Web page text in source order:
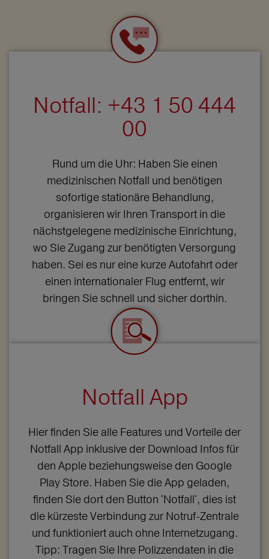
Notfall: +43 1 50 444
00
Rund um die Uhr: Haben Sie einen
medizinischen Notfall und benötigen
sofortige stationäre Behandlung,
organisieren wir Ihren Transport in die
nächstgelegene medizinische Einrichtung,
wo Sie Zugang zur benötigten Versorgung
haben. Sei es nur eine kurze Autofahrt oder
einen internationaler Flug entfernt, wir
bringen Sie schnell und sicher dorthin.
Notfall App
Hier finden Sie alle Features und Vorteile der
Notfall App inklusive der Download Infos für
den Apple beziehungsweise den Google
Play Store. Haben Sie die App geladen,
finden Sie dort den Button 'Notfall', dies ist
die kürzeste Verbindung zur Notruf-Zentrale
und funktioniert auch ohne Internetzugang.
Tipp: Tragen Sie Ihre Polizzendaten in die